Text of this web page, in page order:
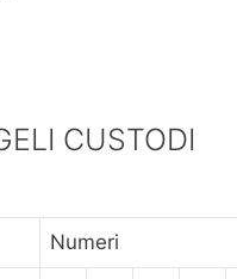
CUSTODI
Numeri